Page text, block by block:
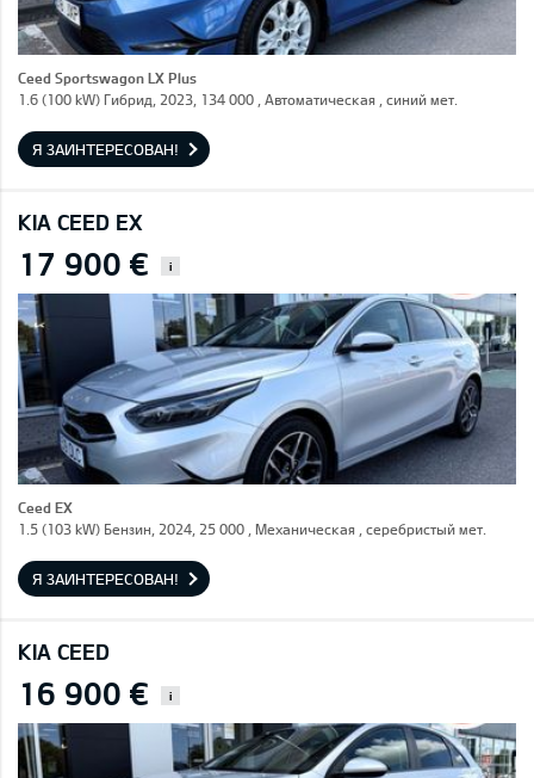
Ceed Sportswagon LX Plus
1.6 (100 kW) Гибрид, 2023, 134 000 , Автоматическая , синий мет.
Я ЗАИНТЕРЕСОВАН!
KIA CEED EX
17 900 € i
Ceed EX
1.5 (103 kW) Бензин, 2024, 25 000 , Механическая , серебристый мет.
Я ЗАИНТЕРЕСОВАН!
KIA CEED
16 900 € i